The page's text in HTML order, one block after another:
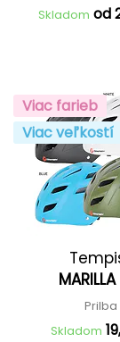
Skladom od
Viac farieb
Viac veľkostí
Prilba
Skladom